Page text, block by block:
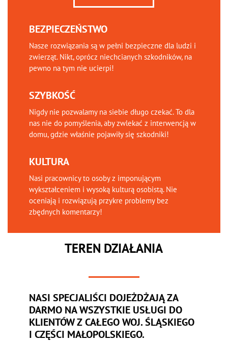
BEZPIECZEŃSTWO
Nasze rozwiązania są w pełni bezpieczne dla ludzi i
zwierząt. Nikt, oprócz niechcianych szkodników, na
pewno na tym nie ucierpi!
SZYBKOŚĆ
Nigdy nie pozwalamy na siebie długo czekać. To dla
nas nie do pomyślenia, aby zwlekać z interwencją w
domu, gdzie właśnie pojawiły się szkodniki!
KULTURA
Nasi pracownicy to osoby z imponującym
wykształceniem i wysoką kulturą osobistą. Nie
oceniają i rozwiązują przykre problemy bez
zbędnych komentarzy!
TEREN DZIAŁANIA
NASI SPECJALIŚCI DOJEŻDŻAJĄ ZA
DARMO NA WSZYSTKIE USŁUGI DO
KLIENTÓW Z CAŁEGO WOJ. ŚLĄSKIEGO
I CZĘŚCI MAŁOPOLSKIEGO.